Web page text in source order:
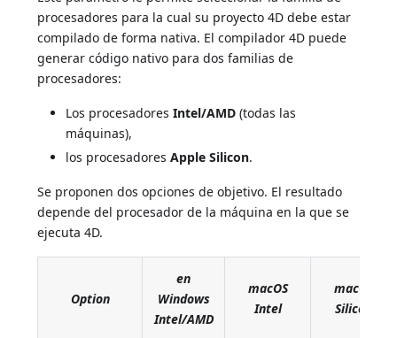
procesadores para la cual su proyecto 4D debe estar
compilado de forma nativa. El compilador 4D puede
generar código nativo para dos familias de
procesadores:
Los procesadoresIntel/AMD (todas las
máquinas),
los procesadoresApple Silicon.
Se proponen dos opciones de objetivo. El resultado
depende del procesador de la máquina en la que se
ejecuta 4D.
Option
en
Windows
Intel/AMD
macOS
Intel
macOS
Silicon